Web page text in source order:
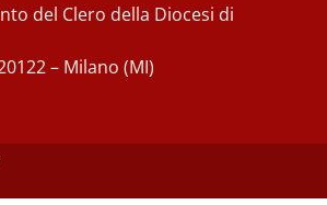
del Clero della Diocesi di
– Milano (MI)